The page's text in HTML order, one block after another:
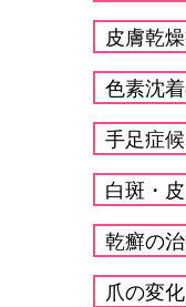
皮膚乾
色素沈
手足症
白斑・
乾癬の
爪の変